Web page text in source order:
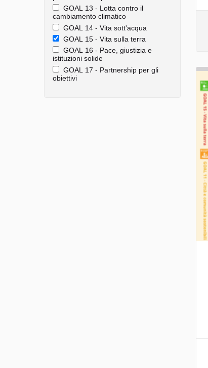
GOAL 13 - Lotta contro il
cambiamento climatico
GOAL 14 - Vita sott'acqua
GOAL 15 - Vita sulla terra
GOAL 16 - Pace, giustizia e
istituzioni solide
GOAL 17 - Partnership per gli
obiettivi